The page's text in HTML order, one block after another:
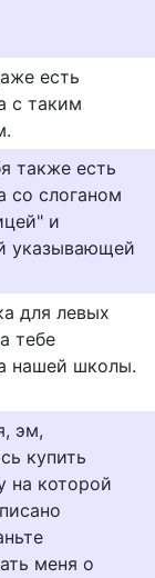
есть
с таким
также есть
со слоганом
и
указывающей
для левых
тебе
нашей школы.
эм,
купить
на которой
меня о